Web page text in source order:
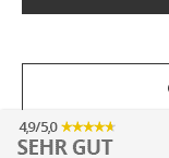
Opt-out